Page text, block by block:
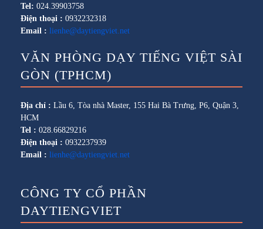
Tel: 024.39903758
Điện thoại : 0932232318
Email : lienhe@daytiengviet.net
VĂN PHÒNG DẠY TIẾNG VIỆT SÀI
GÒN (TPHCM)
Địa chỉ : Lầu 6, Tòa nhà Master, 155 Hai Bà Trưng, P6, Quận 3,
HCM
Tel : 028.66829216
Điện thoại : 0932237939
Email : lienhe@daytiengviet.net
CÔNG TY CỔ PHẦN
DAYTIENGVIET